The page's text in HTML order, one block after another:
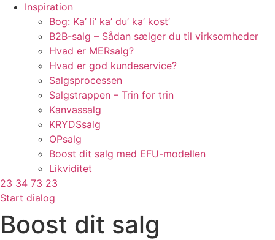
Inspiration
Bog: Ka’ li’ ka’ du’ ka’ kost’
B2B-salg – Sådan sælger du til virksomheder
Hvad er MERsalg?
Hvad er god kundeservice?
Salgsprocessen
Salgstrappen – Trin for trin
Kanvassalg
KRYDSsalg
OPsalg
Boost dit salg med EFU-modellen
Likviditet
23 34 73 23
Start dialog
Boost dit salg